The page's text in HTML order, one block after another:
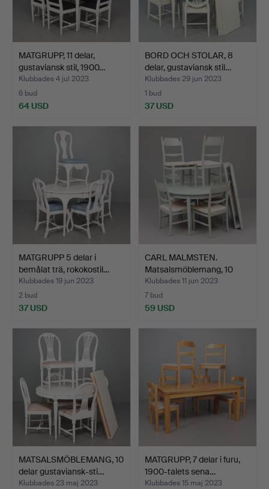
MATGRUPP, 11 delar,
gustaviansk stil, 1900…
Klubbades 4 jul 2023
6 bud
64 USD
BORD OCH STOLAR, 8
delar, gustaviansk stil…
Klubbades 29 jun 2023
1 bud
37 USD
MATGRUPP 5 delar i
bemålat trä, rokokostil…
Klubbades 19 jun 2023
2 bud
37 USD
CARL MALMSTEN.
Matsalsmöblemang, 10
delar,…
Klubbades 11 jun 2023
7 bud
59 USD
MATSALSMÖBLEMANG, 10
delar gustaviansk-sti…
Klubbades 23 maj 2023
MATGRUPP, 7 delar i furu,
1900-talets sena…
Klubbades 15 maj 2023